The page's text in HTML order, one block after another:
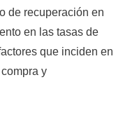
de recuperación en
en las tasas de
que inciden en
y